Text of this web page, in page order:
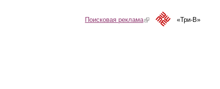
Поисковая реклама(link is external)«Три-В»